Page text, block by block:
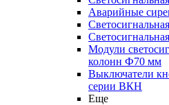
Аварийные
Модули
колонн Ф70 мм
Выключатели
серии ВКН
Еще